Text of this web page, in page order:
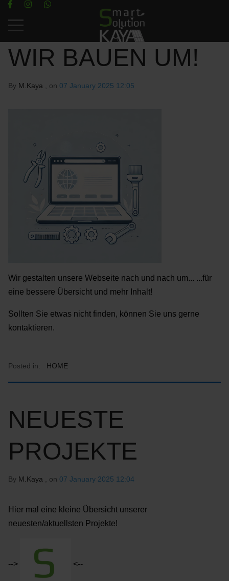
Mobile Menu Toggle
WIR BAUEN UM!
By M.Kaya , on 07 January 2025 12:05
Wir gestalten unsere Webseite nach und nach um... ...für
eine bessere Übersicht und mehr Inhalt!
Sollten Sie etwas nicht finden, können Sie uns gerne
kontaktieren.
Posted in: HOME
NEUESTE
PROJEKTE
By M.Kaya , on 07 January 2025 12:04
Hier mal eine kleine Übersicht unserer
neuesten/aktuellsten Projekte!
--> <--